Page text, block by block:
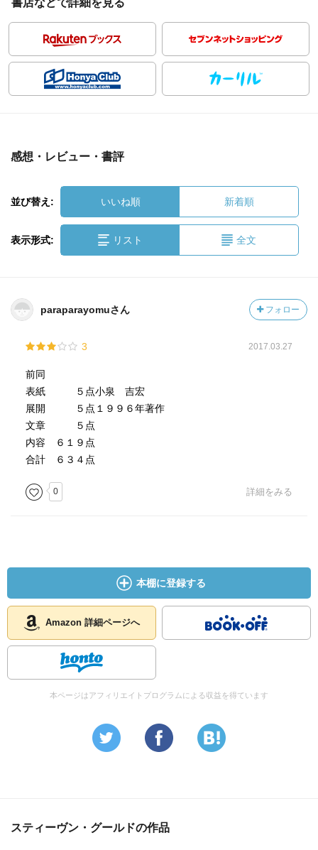
書店などで詳細を見る
感想・レビュー・書評
並び替え: いいね順 新着順
表示形式: リスト 全文
paraparayomuさん フォロー
3 2017.03.27
前同
表紙 ５点小泉 吉宏
展開 ５点１９９６年著作
文章 ５点
内容 ６１９点
合計 ６３４点
0 詳細をみる
本棚に登録する
Amazon 詳細ページへ
本ページはアフィリエイトプログラムによる収益を得ています
スティーヴン・グールドの作品